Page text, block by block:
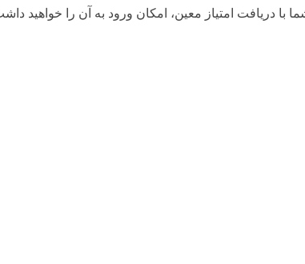
با دریافت امتیاز معین، امکان ورود به آن را خواهید